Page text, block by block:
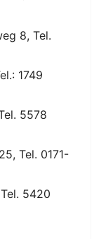
8, Tel.
1749
5578
Tel. 0171-
5420